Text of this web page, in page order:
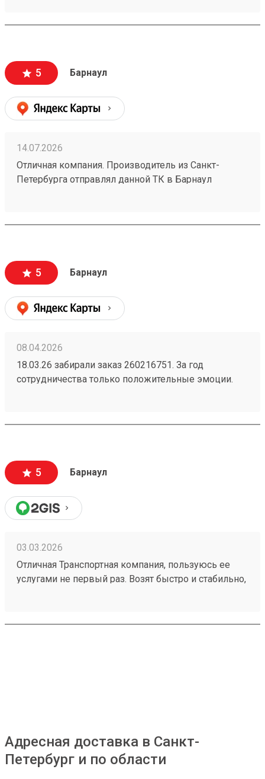
5 Барнаул
14.07.2026
Отличная компания. Производитель из Санкт-
Петербурга отправлял данной ТК в Барнаул
заказа №260626919. Пришли за неделю до адреса
стоимости. Упаковано надежно - товар обшит
деревянным щитом. Есть приложение и сайт, что
дальше. Жду заказ по доставке радиаторов из
Новосибирска.
5 Барнаул
08.04.2026
18.03.26 забирали заказ 260216751. За год
сотрудничества только положительные эмоции.
5 Барнаул
03.03.2026
Отличная Транспортная компания, пользуюсь ее
услугами не первый раз. Возят быстро и стабильно,
Адресная доставка в Санкт-
Петербург и по области